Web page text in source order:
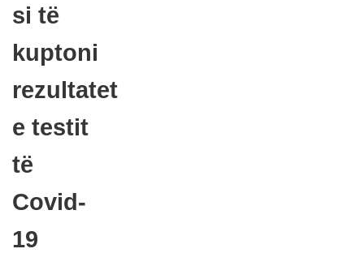
si të
kuptoni
rezultatet
e testit
të
Covid-
19